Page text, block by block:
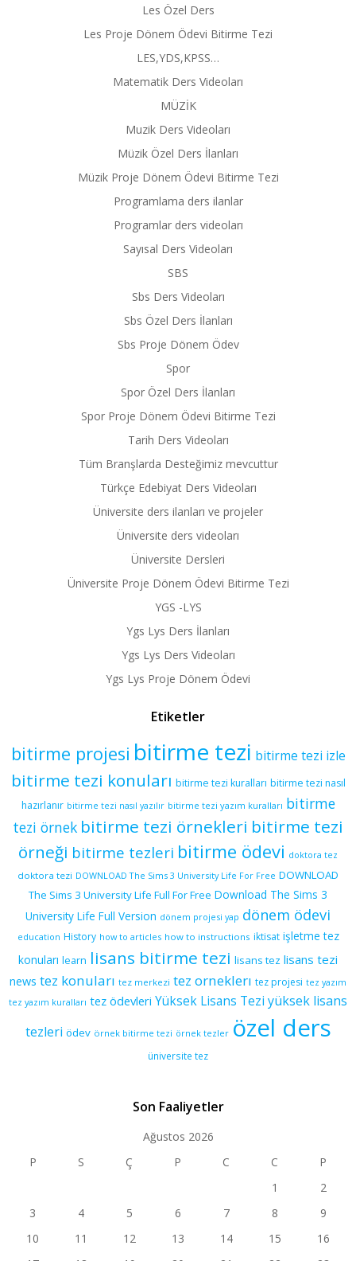
Les Özel Ders
Les Proje Dönem Ödevi Bitirme Tezi
LES,YDS,KPSS…
Matematik Ders Videoları
MÜZİK
Muzik Ders Videoları
Müzik Özel Ders İlanları
Müzik Proje Dönem Ödevi Bitirme Tezi
Programlama ders ilanlar
Programlar ders videoları
Sayısal Ders Videoları
SBS
Sbs Ders Videoları
Sbs Özel Ders İlanları
Sbs Proje Dönem Ödev
Spor
Spor Özel Ders İlanları
Spor Proje Dönem Ödevi Bitirme Tezi
Tarih Ders Videoları
Tüm Branşlarda Desteğimiz mevcuttur
Türkçe Edebiyat Ders Videoları
Üniversite ders ilanları ve projeler
Üniversite ders videoları
Üniversite Dersleri
Üniversite Proje Dönem Ödevi Bitirme Tezi
YGS -LYS
Ygs Lys Ders İlanları
Ygs Lys Ders Videoları
Ygs Lys Proje Dönem Ödevi
Etiketler
bitirme projesi bitirme tezi bitirme tezi izle
bitirme tezi konuları bitirme tezi kuralları bitirme tezi nasıl
hazırlanır bitirme tezi nasıl yazılır bitirme tezi yazım kuralları bitirme
tezi örnek bitirme tezi örnekleri bitirme tezi
örneği bitirme tezleri bitirme ödevi doktora tez
doktora tezi DOWNLOAD The Sims 3 University Life For Free DOWNLOAD
The Sims 3 University Life Full For Free Download The Sims 3
University Life Full Version dönem projesi yap dönem ödevi
education History how to articles how to instructions iktisat işletme tez
konuları learn lisans bitirme tezi lisans tez lisans tezi
news tez konuları tez merkezi tez orneklerı tez projesi tez yazım
tez yazım kuralları tez ödevleri Yüksek Lisans Tezi yüksek lisans
tezleri ödev örnek bitirme tezi örnek tezler özel ders
üniversite tez
Son Faaliyetler
Ağustos 2026
P
S Ç P C C
P
1
2
3
4 5 6 7 8
9
10
11 12 13 14 15
16